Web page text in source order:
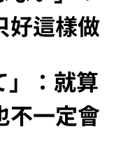
好這樣做
」：就算
不一定會